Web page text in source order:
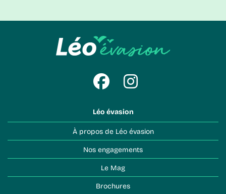
Léo évasion
À propos de Léo évasion
Nos engagements
Le Mag
Brochures